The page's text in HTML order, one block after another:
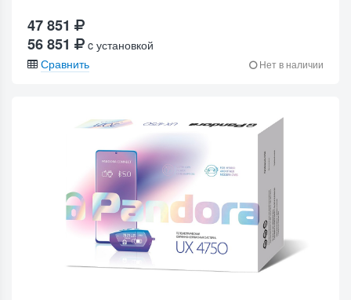
47 851
56 851
c установкой
Сравнить
Нет в наличии